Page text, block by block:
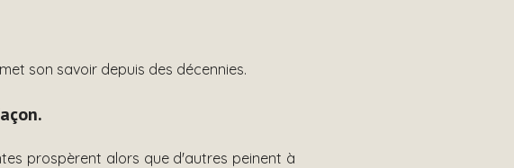
son savoir depuis des décennies.
prospèrent alors que d'autres peinent à